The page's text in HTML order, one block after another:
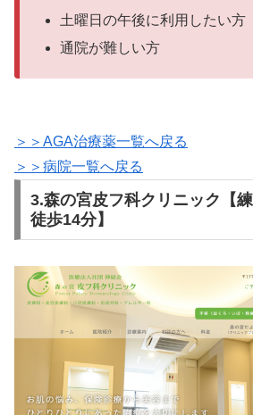
土曜日の午後に利用したい方
通院が難しい方
＞＞AGA治療薬一覧へ戻る
＞＞病院一覧へ戻る
3.森の宮皮フ科クリニック【
徒歩14分】